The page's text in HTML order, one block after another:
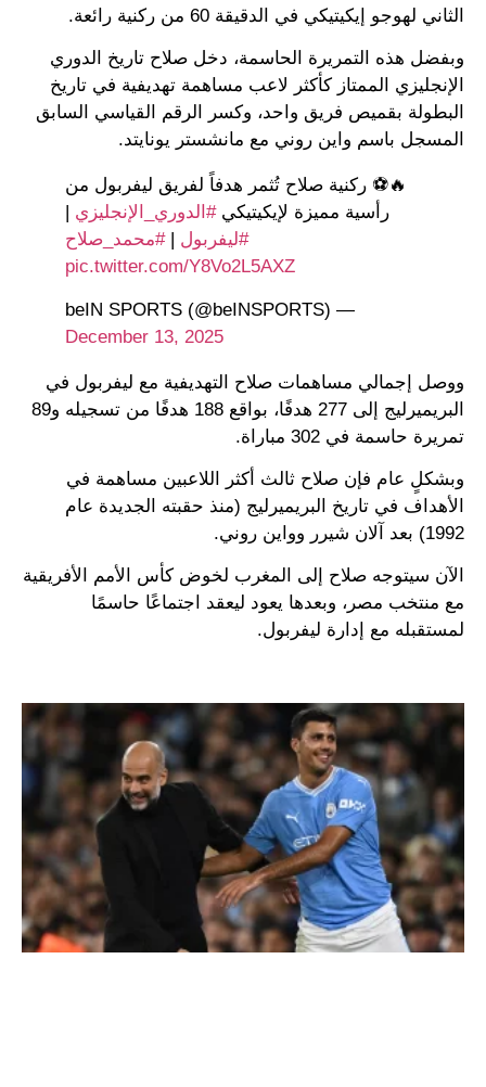
الثاني لهوجو إيكيتيكي في الدقيقة 60 من ركنية رائعة.
وبفضل هذه التمريرة الحاسمة، دخل صلاح تاريخ الدوري
الإنجليزي الممتاز كأكثر لاعب مساهمة تهديفية في تاريخ
البطولة بقميص فريق واحد، وكسر الرقم القياسي السابق
المسجل باسم واين روني مع مانشستر يونايتد.
🔥⚽️ ركنية صلاح تُثمر هدفاً لفريق ليفربول من
رأسية مميزة لإيكيتيكي#الدوري_الإنجليزي
#ليفربول |#محمد_صلاح
pic.twitter.com/Y8Vo2L5AXZ
— beIN SPORTS (@beINSPORTS)
December 13, 2025
ووصل إجمالي مساهمات صلاح التهديفية مع ليفربول في
البريميرليج إلى 277 هدفًا، بواقع 188 هدفًا من تسجيله و89
تمريرة حاسمة في 302 مباراة.
وبشكلٍ عام فإن صلاح ثالث أكثر اللاعبين مساهمة في
الأهداف في تاريخ البريميرليج (منذ حقبته الجديدة عام
1992) بعد آلان شيرر وواين روني.
الآن سيتوجه صلاح إلى المغرب لخوض كأس الأمم الأفريقية
مع منتخب مصر، وبعدها يعود ليعقد اجتماعًا حاسمًا
لمستقبله مع إدارة ليفربول.